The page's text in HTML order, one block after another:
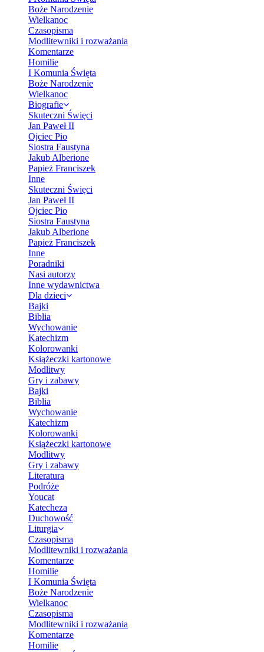
Boże Narodzenie
Wielkanoc
Czasopisma
Modlitewniki i rozważania
Komentarze
Homilie
I Komunia Święta
Boże Narodzenie
Wielkanoc
Biografie
Skuteczni Święci
Jan Paweł II
Ojciec Pio
Siostra Faustyna
Jakub Alberione
Papież Franciszek
Inne
Skuteczni Święci
Jan Paweł II
Ojciec Pio
Siostra Faustyna
Jakub Alberione
Papież Franciszek
Inne
Poradniki
Nasi autorzy
Inne wydawnictwa
Dla dzieci
Bajki
Biblia
Wychowanie
Katechizm
Kolorowanki
Książeczki kartonowe
Modlitwy
Gry i zabawy
Bajki
Biblia
Wychowanie
Katechizm
Kolorowanki
Książeczki kartonowe
Modlitwy
Gry i zabawy
Literatura
Podróże
Youcat
Katecheza
Duchowość
Liturgia
Czasopisma
Modlitewniki i rozważania
Komentarze
Homilie
I Komunia Święta
Boże Narodzenie
Wielkanoc
Czasopisma
Modlitewniki i rozważania
Komentarze
Homilie